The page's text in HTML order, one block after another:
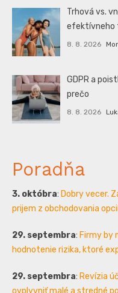
Trhová vs.
efektívneho
8. 8. 2026
GDPR a
prečo
8. 8. 2026
Poradňa
3. októbra: Dobry vecer.
prijem z obchodovania
29. septembra: Firmy by
hodnotenie rizika, ktoré
29. septembra: Revízia
ovplyvniť malé a stredné